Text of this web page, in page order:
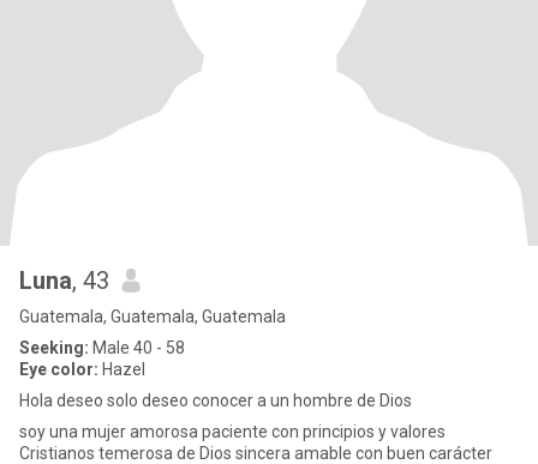
Luna, 43
Guatemala, Guatemala, Guatemala
Seeking: Male 40 - 58
Eye color: Hazel
Hola deseo solo deseo conocer a un hombre de Dios
soy una mujer amorosa paciente con principios y valores
Cristianos temerosa de Dios sincera amable con buen carácter